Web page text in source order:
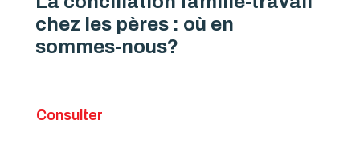
chez les pères : où en
sommes-nous?
Consulter